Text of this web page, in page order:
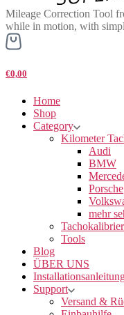
Mileage Correction Tool
while in motion, with
€0,00
Home
Shop
Category
Kilometer
Audi
BMW
Porsche
mehr
Tools
Blog
ÜBER UNS
Support
Versand &